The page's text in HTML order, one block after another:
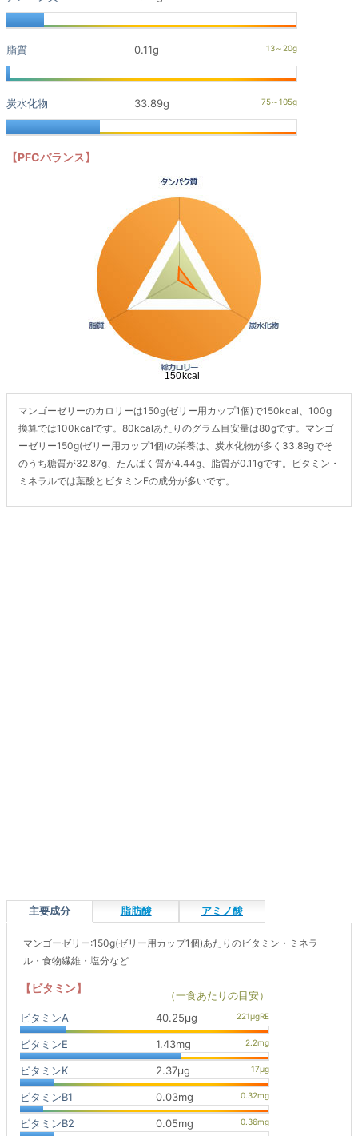
脂質 0.11g
炭水化物 33.89g
【PFCバランス】
マンゴーゼリーのカロリーは150g(ゼリー用カップ1個)で150kcal、100g
換算では100kcalです。80kcalあたりのグラム目安量は80gです。マンゴ
ーゼリー150g(ゼリー用カップ1個)の栄養は、炭水化物が多く33.89gでそ
のうち糖質が32.87g、たんぱく質が4.44g、脂質が0.11gです。ビタミン・
ミネラルでは葉酸とビタミンEの成分が多いです。
主要成分 脂肪酸 アミノ酸
マンゴーゼリー:150g(ゼリー用カップ1個)あたりのビタミン・ミネラ
ル・食物繊維・塩分など
【ビタミン】
（一食あたりの目安）
ビタミンA
40.25μg
ビタミンE 1.43mg
ビタミンK 2.37μg
ビタミンB1 0.03mg
ビタミンB2 0.05mg